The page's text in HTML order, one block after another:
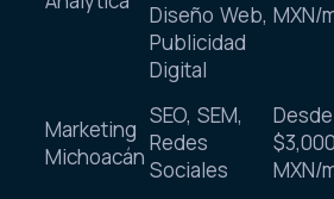
Diseño Web,
Publicidad
Digital
MXN/
Marketing
Michoacán
SEO, SEM,
Redes
Sociales
Desde
$3,000
MXN/